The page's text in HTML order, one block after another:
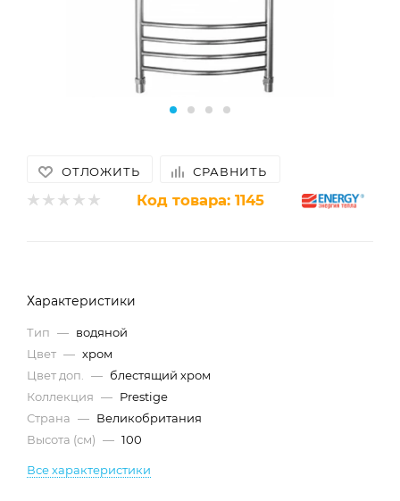
ОТЛОЖИТЬ СРАВНИТЬ
Код товара: 1145
Характеристики
Тип — водяной
Цвет — хром
Цвет доп.
— блестящий хром
Коллекция — Prestige
Страна — Великобритания
Высота (см) — 100
Все характеристики